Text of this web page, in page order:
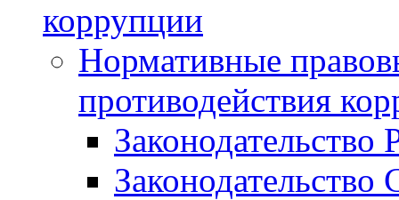
коррупции
Нормативные
противодействия
Законодательство